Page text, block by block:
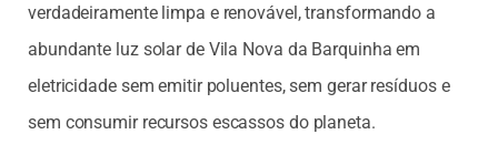
verdadeiramente limpa e renovável, transformando a
abundante luz solar de Vila Nova da Barquinha em
eletricidade sem emitir poluentes, sem gerar resíduos e
sem consumir recursos escassos do planeta.